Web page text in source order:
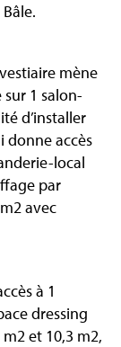
mène
1 salon-
d’installer
donne accès
local
par
avec
à 1
dressing
et 10,3 m2,